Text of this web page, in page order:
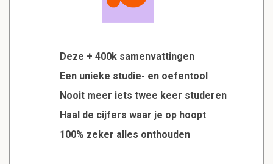
Deze + 400k samenvattingen
Een unieke studie- en oefentool
Nooit meer iets twee keer studeren
Haal de cijfers waar je op hoopt
100% zeker alles onthouden